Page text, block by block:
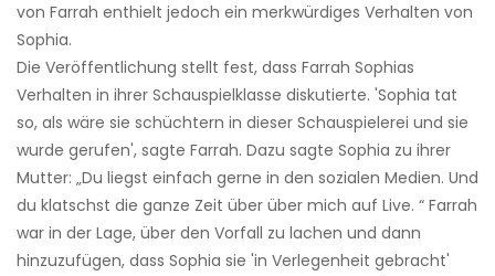
von Farrah enthielt jedoch ein merkwürdiges Verhalten von
Sophia.
Die Veröffentlichung stellt fest, dass Farrah Sophias
Verhalten in ihrer Schauspielklasse diskutierte. 'Sophia tat
so, als wäre sie schüchtern in dieser Schauspielerei und sie
wurde gerufen', sagte Farrah. Dazu sagte Sophia zu ihrer
Mutter: „Du liegst einfach gerne in den sozialen Medien. Und
du klatschst die ganze Zeit über über mich auf Live. “ Farrah
war in der Lage, über den Vorfall zu lachen und dann
hinzuzufügen, dass Sophia sie 'in Verlegenheit gebracht'